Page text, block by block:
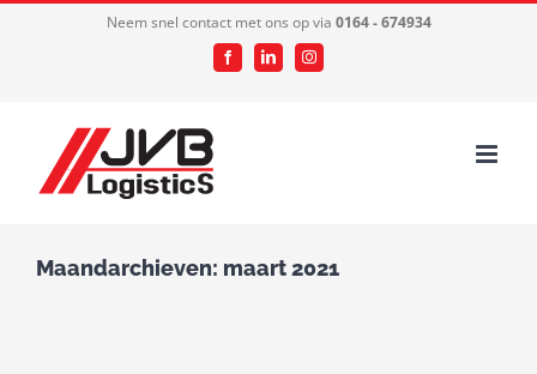
Neem snel contact met ons op via 0164 - 674934
FacebookLinkedInInstagram
Maandarchieven: maart 2021